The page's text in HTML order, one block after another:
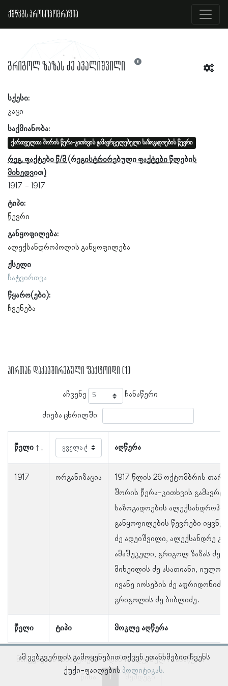
ქშწკგს პროსოპოგრაფია
გრიგოლ ზაზას ძე ავალიშვილი
სქესი:
კაცი
საქმიანობა:
ქართველთა შორის წერა-კითხვის გამავრცელებელი საზოგადოების წევრი
რეგ. ფაქტები წ/მ
1917
1917
ტიპი:
წევრი
განყოფილება:
ალექსანდროპოლის განყოფილება
ქსელი
ჩატვირთვა
წყარო(ები):
ჩვენება
პირთან დაკავშირებული ფაქტოიდი (1)
აჩვენე ჩანაწერი
ძიება ცხრილში:
წელი აღწერა
წელი ტიპი მოკლე აღწერა
1917 ორგანიზაცია
1917 წლის 26 ოქტომბრის
შორის წერა-კითხვის
საზოგადოების
განყოფილების წევრები
ძე ადეიშვილი, ალექსანდრე
ამაშუკელი, გრიგოლ ზაზას ძე
მიხეილის ძე ასათიანი, იულონ
ივანე იოსების ძე
გრიგოლის ძე ბიბლიძე.
ნაჩვენებია ჩანაწერები 1–დან 1–მდე, სულ 1 ჩანაწერი
წინა
შემდეგი
ამ ვებგვერდის გამოყენებით თქვენ ეთანხმებით ჩვენს
ქუქი-ფაილების პოლიტიკას.